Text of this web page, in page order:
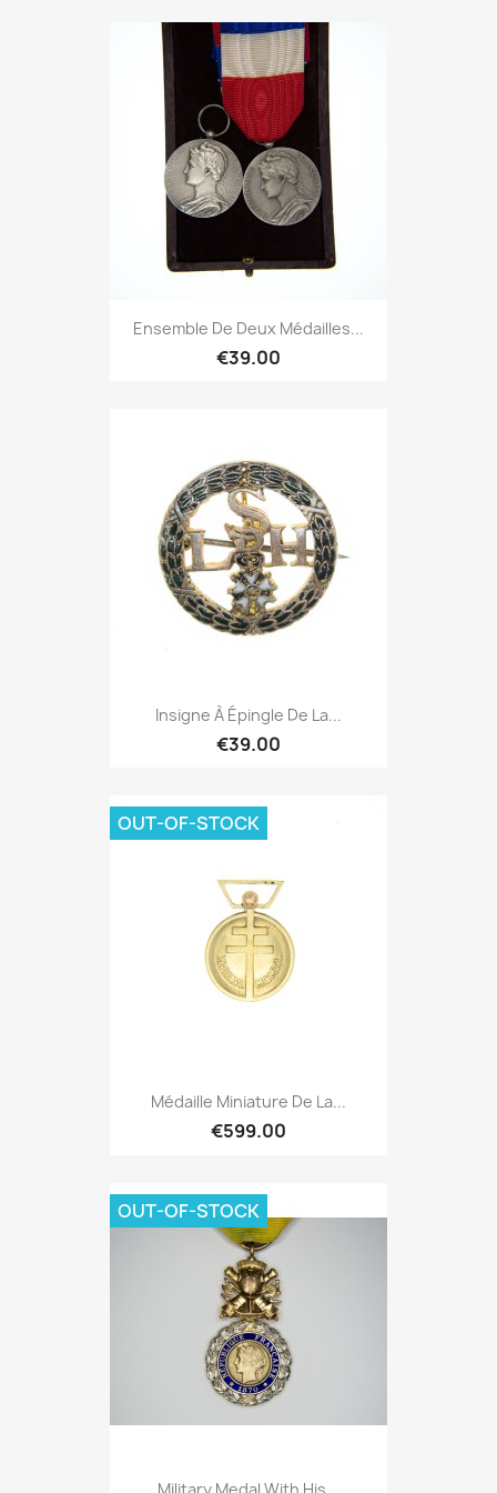
Ensemble De Deux Médailles...
€39.00
Insigne À Épingle De La...
€39.00
Médaille Miniature De La...
€599.00
OUT-OF-STOCK
OUT-OF-STOCK